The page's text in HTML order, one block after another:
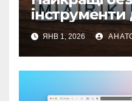
інструменти
маркетингу
ЯНВ 1, 2026